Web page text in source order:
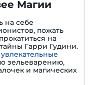
Магии
на себе
пожать
на
Гарри Гудини.
увлекательные
зельеварению,
и магических